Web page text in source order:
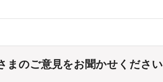
まのご意見をお聞かせください